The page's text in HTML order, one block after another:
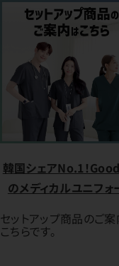
韓国シェアNo.1！
のメディカルユニフォ
セットアップ商品のご
こちらです。